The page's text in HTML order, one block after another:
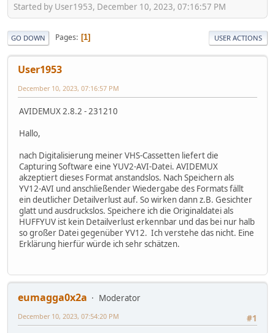
Started by User1953, December 10, 2023, 07:16:57 PM
GO DOWN Pages 1 USER ACTIONS
User1953
December 10, 2023, 07:16:57 PM
AVIDEMUX 2.8.2 - 231210
Hallo,
nach Digitalisierung meiner VHS-Cassetten liefert die
Capturing Software eine YUV2-AVI-Datei. AVIDEMUX
akzeptiert dieses Format anstandslos. Nach Speichern als
YV12-AVI und anschließender Wiedergabe des Formats fällt
ein deutlicher Detailverlust auf. So wirken dann z.B. Gesichter
glatt und ausdruckslos. Speichere ich die Originaldatei als
HUFFYUV ist kein Detailverlust erkennbar und das bei nur halb
so großer Datei gegenüber YV12. Ich verstehe das nicht. Eine
Erklärung hierfür würde ich sehr schätzen.
eumagga0x2a
Moderator
#1
December 10, 2023, 07:54:20 PM